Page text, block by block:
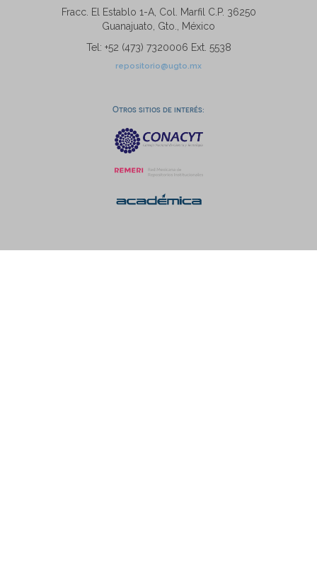
Fracc. El Establo 1-A, Col. Marfil C.P. 36250
Guanajuato, Gto., México
Tel: +52 (473) 7320006 Ext. 5538
repositorio@ugto.mx
Otros sitios de interés: